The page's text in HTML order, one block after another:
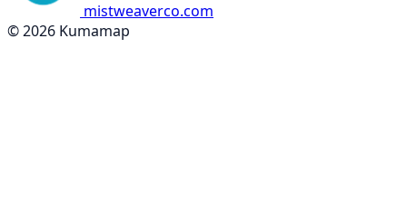
mistweaverco.com
© 2026 Kumamap